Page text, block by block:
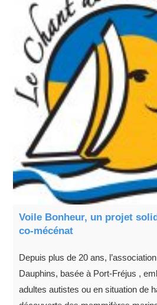
Voile Bonheur, un projet
co-mécénat
Depuis plus de 20 ans,
Dauphins, basée à Port-Fréjus ,
adultes autistes ou en situation de